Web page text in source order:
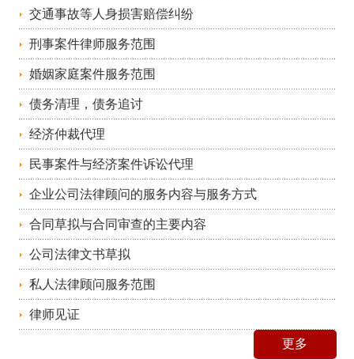
交通事故等人身损害赔偿纠纷
刑事案件律师服务范围
婚姻家庭案件服务范围
债务清理，债务追讨
经济仲裁代理
民事案件与经济案件诉讼代理
企业公司法律顾问的服务内容与服务方式
合同草拟与合同审查的主要内容
公司法律文书草拟
私人法律顾问服务范围
律师见证
更多